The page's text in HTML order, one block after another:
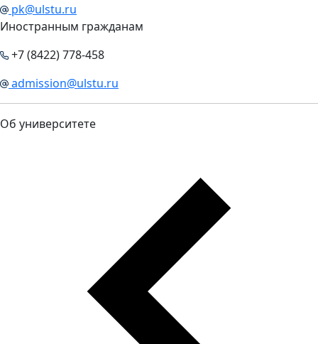
pk@ulstu.ru
Иностранным гражданам
+7 (8422) 778-458
admission@ulstu.ru
Об университете